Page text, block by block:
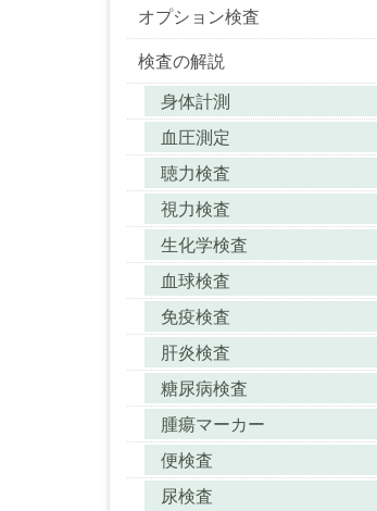
オプション検査
検査の解説
身体計測
血圧測定
聴力検査
視力検査
生化学検査
血球検査
免疫検査
肝炎検査
糖尿病検査
腫瘍マーカー
便検査
尿検査